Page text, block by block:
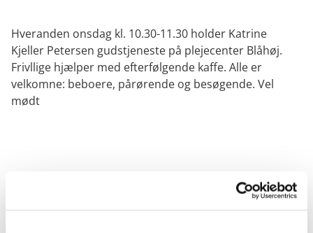
Hveranden onsdag kl. 10.30-11.30 holder Katrine
Kjeller Petersen gudstjeneste på plejecenter Blåhøj.
Frivllige hjælper med efterfølgende kaffe. Alle er
velkomne: beboere, pårørende og besøgende. Vel
mødt